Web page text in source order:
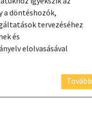
a döntéshozók,
tervezéséhez
és
elolvasásával
Tovább